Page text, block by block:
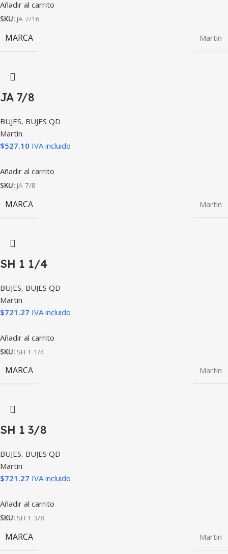
Añadir al carrito
SKU: JA 7/16
MARCA Martin
JA 7/8
BUJES, BUJES QD
Martin
$527.10 IVA incluido
Añadir al carrito
SKU: JA 7/8
MARCA Martin
SH 1 1/4
BUJES, BUJES QD
Martin
$721.27 IVA incluido
Añadir al carrito
SKU: SH 1 1/4
MARCA Martin
SH 1 3/8
BUJES, BUJES QD
Martin
$721.27 IVA incluido
Añadir al carrito
SKU: SH 1 3/8
MARCA Martin